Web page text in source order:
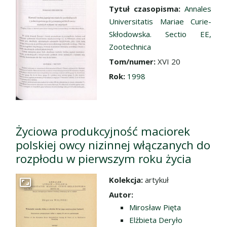
Tytuł czasopisma: Annales
Universitatis Mariae Curie-
Skłodowska. Sectio EE,
Zootechnica
Tom/numer: XVI 20
Rok: 1998
Życiowa produkcyjność maciorek
polskiej owcy nizinnej włączanych do
rozpłodu w pierwszym roku życia
Przejdź do zbioru
Kolekcja: artykuł
Autor:
Mirosław Pięta
Elżbieta Deryło